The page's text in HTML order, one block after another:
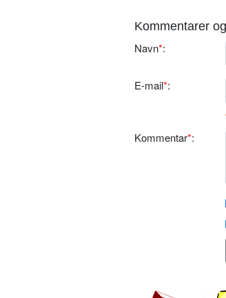
Kommentarer
Navn*:
E-mail*:
Kommentar*: